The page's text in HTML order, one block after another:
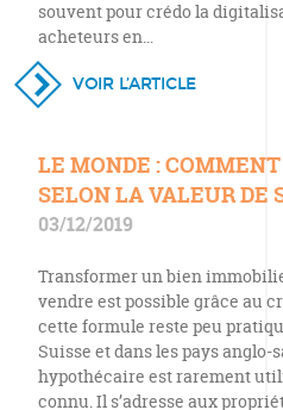
souvent pour crédo la
acheteurs en…
VOIR L’ARTICLE
LE MONDE :
SELON LA VALEUR DE
03/12/2019
Transformer un bien
vendre est possible grâce au
cette formule reste peu
Suisse et dans les pays anglo-
hypothécaire est rarement
connu. Il s’adresse aux